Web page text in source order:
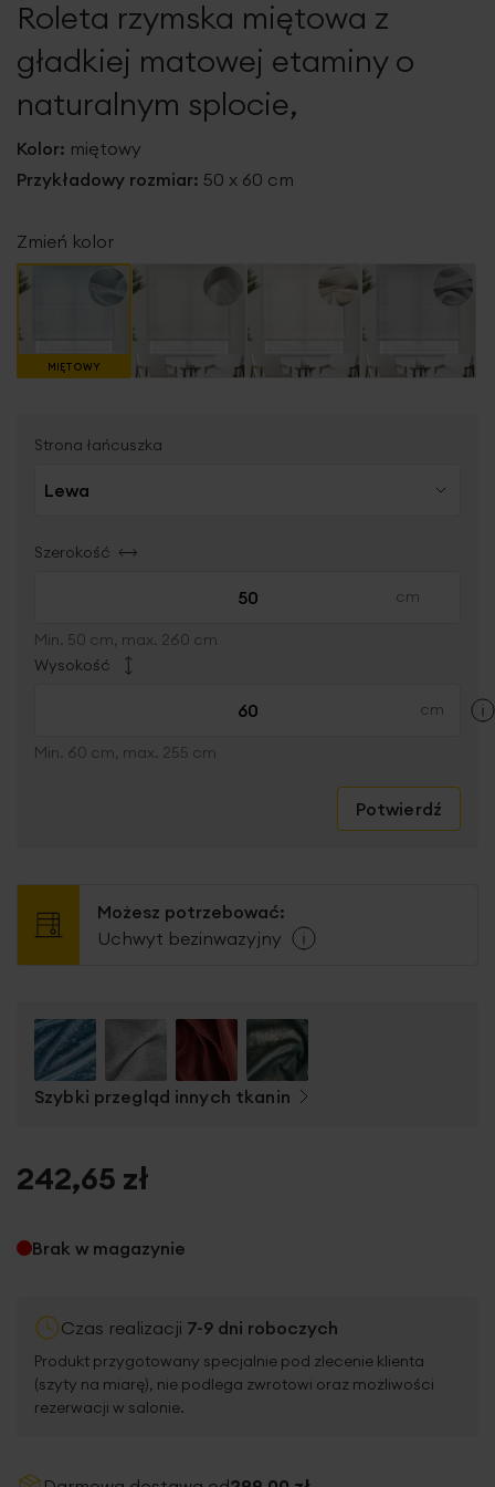
galeriiRoleta rzymska miętowa z
gładkiej matowej etaminy o
naturalnym splocie,
Kolor: miętowy
Przykładowy rozmiar: 50 x 60 cm
Zmień kolor
MIĘTOWY
Strona łańcuszka
Szerokość
Min. 50 cm, max. 260 cm
Wysokość
Min. 60 cm, max. 255 cm
Potwierdź
Możesz potrzebować:
Uchwyt bezinwazyjny
Szybki przegląd innych tkanin
242,65 zł
Brak w magazynie
Czas realizacji 7-9 dni roboczych
Produkt przygotowany specjalnie pod zlecenie klienta
(szyty na miarę), nie podlega zwrotowi oraz możliwości
rezerwacji w salonie.